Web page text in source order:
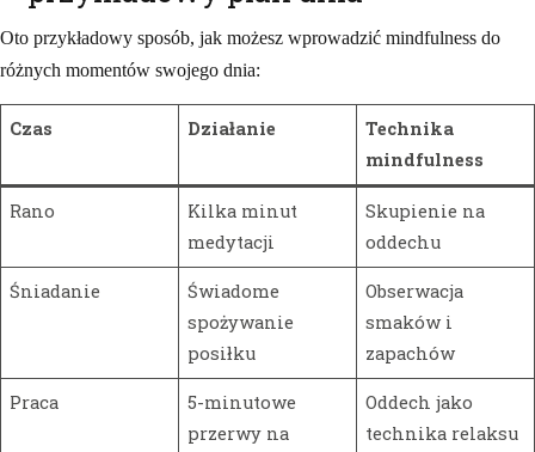
Oto przykładowy sposób, jak możesz wprowadzić mindfulness do
różnych momentów swojego dnia:
Czas Działanie
Technika
mindfulness
Rano
Kilka minut
medytacji
Skupienie na
oddechu
Śniadanie
Świadome
spożywanie
posiłku
Obserwacja
smaków i
zapachów
Praca
5-minutowe
przerwy na
Oddech jako
technika relaksu